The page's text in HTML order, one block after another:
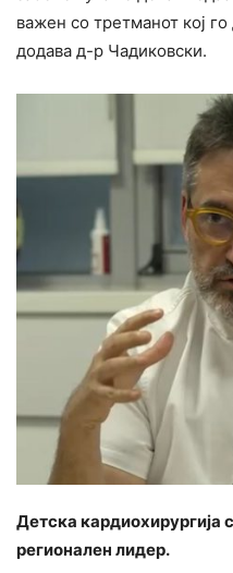
важен со третманот кој
додава д-р Чадиковски.
Детска кардиохирургија
регионален лидер.